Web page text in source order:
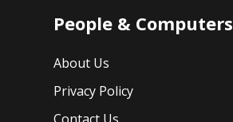
People & Computers
About Us
Privacy Policy